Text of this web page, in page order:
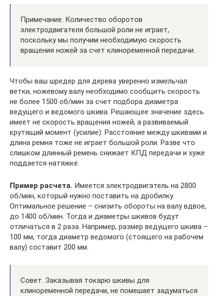
Примечание. Количество оборотов
электродвигателя большой роли не играет,
поскольку мы получим необходимую скорость
вращения ножей за счет клиноременной передачи.
Чтобы ваш шредер для дерева уверенно измельчал
ветки, ножевому валу необходимо сообщить скорость
не более 1500 об/мин за счет подбора диаметра
ведущего и ведомого шкива. Решающее значение здесь
имеет не скорость вращения ножей, а развиваемый
крутящий момент (усилие). Расстояние между шкивами и
длина ремня тоже не играет большой роли. Разве что
слишком длинный ремень снижает КПД передачи и хуже
поддается натяжке.
Пример расчета. Имеется электродвигатель на 2800
об/мин, который нужно поставить на дробилку.
Оптимальное решение – снизить обороты на валу вдвое,
до 1400 об/мин. Тогда и диаметры шкивов будут
отличаться в 2 раза. Например, размер ведущего шкива –
100 мм, тогда диаметр ведомого (стоящего на рабочем
валу) составит 200 мм.
Совет. Заказывая токарю шкивы для
клиноременной передачи, не помешает задуматься